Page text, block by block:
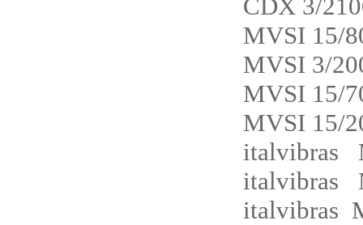
CDX 3/
MVSI 15/
MVSI 3/
MVSI 15/
MVSI 15/
italvibras
italvibras
italvibras